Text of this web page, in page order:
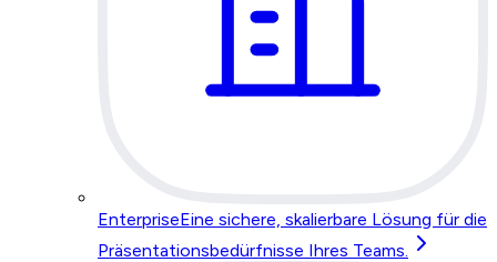
EnterpriseEine sichere, skalierbare Lösung für die
Präsentationsbedürfnisse Ihres Teams.